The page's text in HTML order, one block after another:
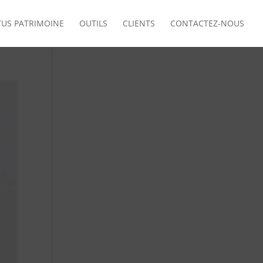
PATRIMOINE OUTILS CLIENTS CONTACTEZ-NOUS